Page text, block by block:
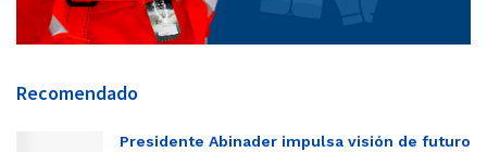
Recomendado
Presidente Abinader impulsa visión de futuro